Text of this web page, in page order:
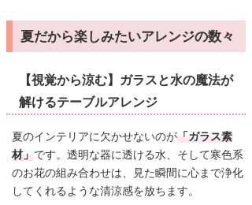
夏だから楽しみたいアレンジの数々
【視覚から涼む】ガラスと水の魔法が
解けるテーブルアレンジ
夏のインテリアに欠かせないのが 「ガラス素
材」 です。透明な器に透ける水、そして寒色系
のお花の組み合わせは、見た瞬間に心まで浄化
してくれるような清涼感を放ちます。